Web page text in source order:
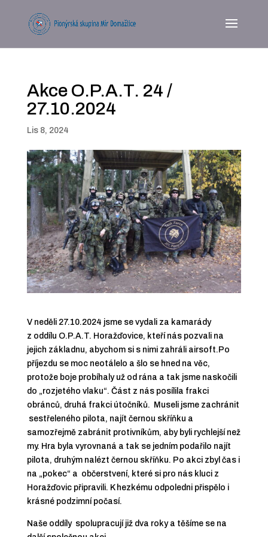
Akce O.P.A.T. 24 /
27.10.2024
Lis 8, 2024
V neděli 27.10.2024 jsme se vydali za kamarády
z oddílu O.P.A.T. Horažďovice, kteří nás pozvali na
jejich základnu, abychom si s nimi zahráli airsoft.Po
příjezdu se moc neotálelo a šlo se hned na věc,
protože boje probíhaly už od rána a tak jsme naskočili
do „rozjetého vlaku“. Část z nás posílila frakci
obránců, druhá frakci útočníků. Museli jsme zachránit
sestřeleného pilota, najít černou skříňku a
samozřejmě zabránit protivníkům, aby byli rychlejší než
my. Hra byla vyrovnaná a tak se jedním podařilo najít
pilota, druhým nalézt černou skříňku. Po akci zbyl čas i
na „pokec“ a občerstvení, které si pro nás kluci z
Horažďovic připravili. K hezkému odpoledni přispělo i
krásné podzimní počasí.
Naše oddíly spolupracují již dva roky a těšíme se na